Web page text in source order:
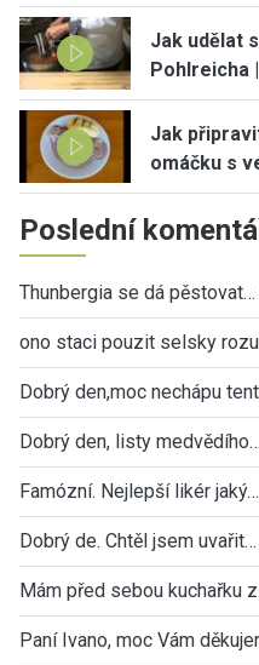
Jak udělat
Pohlreicha
Jak
omáčku s
Poslední
Thunbergia se dá pěstovat…
ono staci pouzit selsky
Dobrý den,moc nechápu
Dobrý den, listy medvědího…
Famózní. Nejlepší likér jaký…
Dobrý de. Chtěl jsem uvařit…
Mám před sebou kuchařku
Paní Ivano, moc Vám